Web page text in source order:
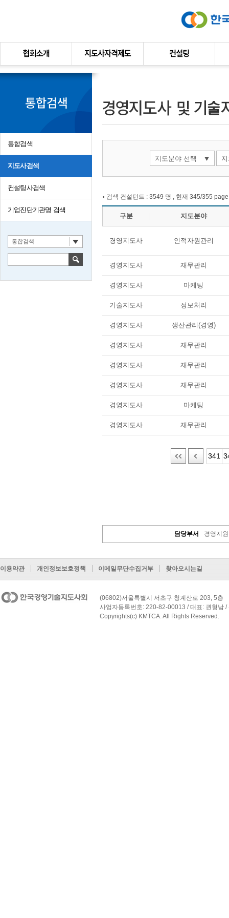
통합검색
지도사검색
컨설팅사검색
기업진단기관명 검색
통합검색
지도분야 선택
검색 컨설턴트 : 3549 명 , 현재 345/355 page
구분 지도분야
경영지도사 인적자원관리
경영지도사 재무관리
경영지도사 마케팅
기술지도사 정보처리
경영지도사 생산관리(경영)
경영지도사 재무관리
경영지도사 재무관리
경영지도사 재무관리
경영지도사 마케팅
경영지도사 재무관리
341
담당부서 경영지
이용약관 개인정보보호정책 이메일무단수집거부 찾아오시는길
(06802)서울특별시 서초구 청계산로 203, 5층
사업자등록번호: 220-82-00013 / 대표: 권형남
Copyrights(c) KMTCA. All Rights Reserved.